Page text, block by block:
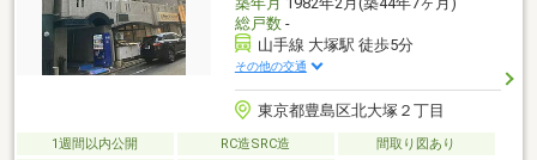
総戸数-
山手線 大塚駅 徒歩5分
その他の交通
東京都豊島区北大塚２丁目
1週間以内公開 RC造SRC造
間取り図あり